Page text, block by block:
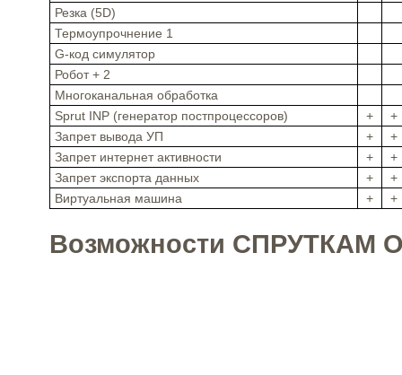
Резка (5D)
Термоупрочнение 1
G-код симулятор
Робот + 2
Многоканальная обработка
Sprut INP (генератор постпроцессоров)
+
+
Запрет вывода УП
+
+
Запрет интернет активности
+
+
Запрет экспорта данных
+
+
Виртуальная машина
+ +
Возможности СПРУТКАМ